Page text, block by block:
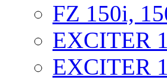
FZ 150i,
EXCITER
EXCITER